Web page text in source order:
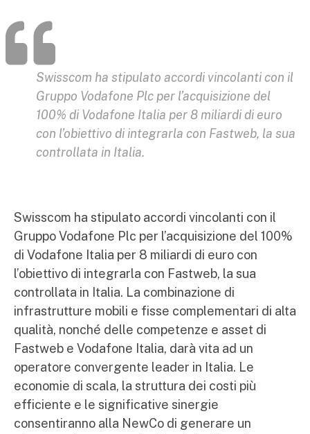
Swisscom ha stipulato accordi vincolanti con il
Gruppo Vodafone Plc per l’acquisizione del
100% di Vodafone Italia per 8 miliardi di euro
con l’obiettivo di integrarla con Fastweb, la sua
controllata in Italia.
Swisscom ha stipulato accordi vincolanti con il
Gruppo Vodafone Plc per l’acquisizione del 100%
di Vodafone Italia per 8 miliardi di euro con
l’obiettivo di integrarla con Fastweb, la sua
controllata in Italia. La combinazione di
infrastrutture mobili e fisse complementari di alta
qualità, nonché delle competenze e asset di
Fastweb e Vodafone Italia, darà vita ad un
operatore convergente leader in Italia. Le
economie di scala, la struttura dei costi più
efficiente e le significative sinergie
consentiranno alla NewCo di generare un